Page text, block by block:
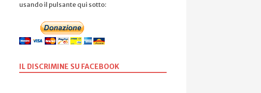
usando il pulsante qui sotto:
IL DISCRIMINE SU FACEBOOK